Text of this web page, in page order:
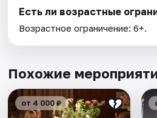
Есть ли возрастные
Возрастное ограничение: 6+.
Похожие
от 4 000 ₽